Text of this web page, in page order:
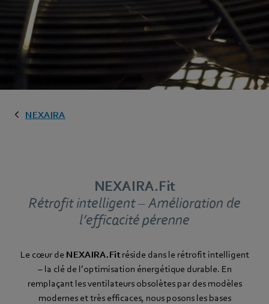
NEXAIRA
NEXAIRA.Fit
Rétrofit intelligent – Amélioration de
l’efficacité pérenne
Le cœur de NEXAIRA.Fitréside dans le rétrofit intelligent
– la clé de l’optimisation énergétique durable. En
remplaçant les ventilateurs obsolètes par des modèles
modernes et très efficaces, nous posons les bases